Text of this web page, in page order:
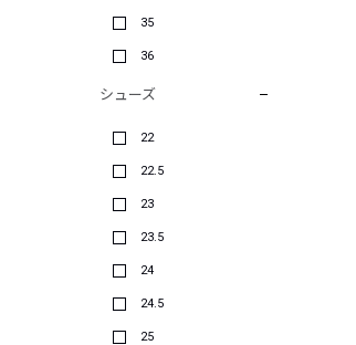
35
36
シューズ
22
22.5
23
23.5
24
24.5
25